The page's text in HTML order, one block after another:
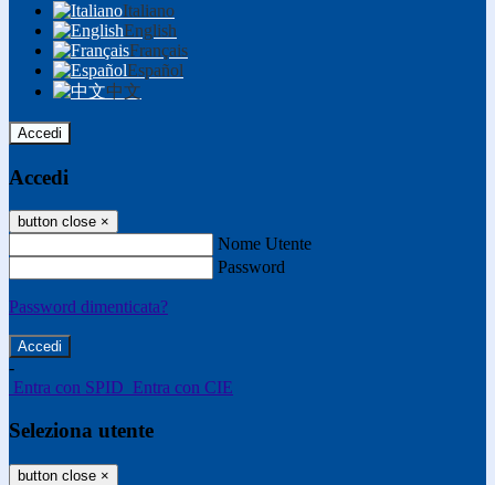
Italiano
English
Français
Español
中文
Accedi
Accedi
button close ×
Nome Utente
Password
Password dimenticata?
-
Entra con SPID Entra con CIE
Seleziona utente
button close ×